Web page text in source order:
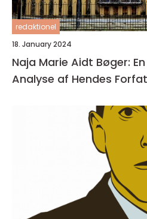
redaktionel
18. January 2024
Naja Marie Aidt Bøger:
Analyse af Hendes